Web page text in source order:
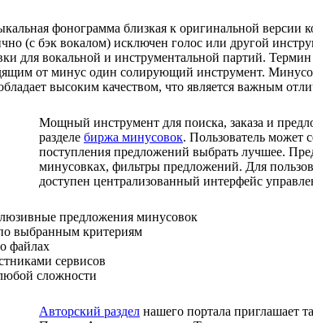
фонограмма близкая к оригинальной версии
(с бэк вокалом) исключен голос или другой
для вокальной и инструментальной партий.
от минус один солирующий инструмент.
высоким качеством, что является важным
Мощный инструмент для поиска, заказа и
разделе биржа минусовок. Пользователь может
поступления предложений выбрать лучшее.
минусовках, фильтры предложений. Для
доступен централизованный интерфейс
предложения минусовок
выбранным критериям
файлах
сервисов
сложности
Авторский раздел нашего портала приглашает